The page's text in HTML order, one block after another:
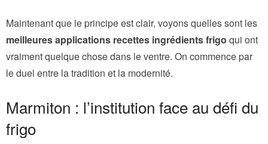
Maintenant que le principe est clair, voyons quelles sont les
meilleures applications recettes ingrédients frigo qui ont
vraiment quelque chose dans le ventre. On commence par
le duel entre la tradition et la modernité.
Marmiton : l’institution face au défi du
frigo